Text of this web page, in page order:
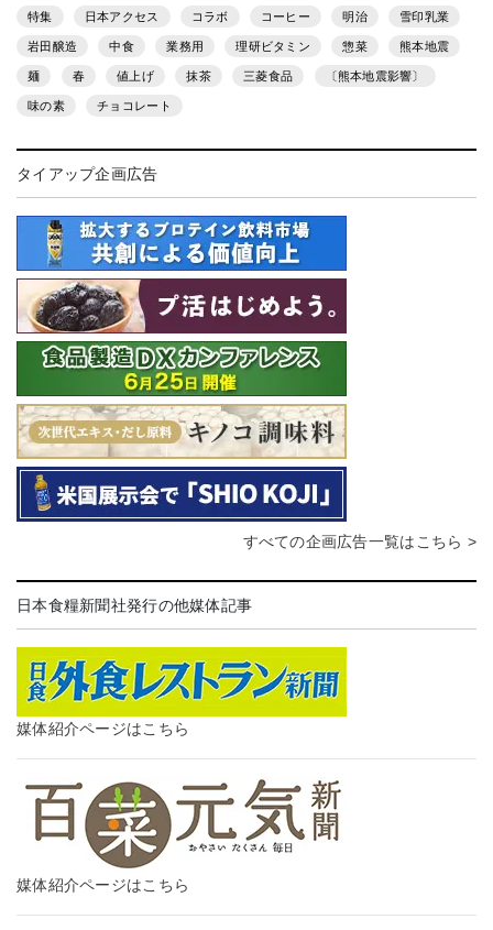
特集 日本アクセス コラボ コーヒー 明治 雪印乳業
岩田醸造 中食 業務用 理研ビタミン 惣菜 熊本地震
麺 春 値上げ 抹茶 三菱食品 〔熊本地震影響〕
味の素 チョコレート
タイアップ企画広告
すべての企画広告一覧はこちら >
日本食糧新聞社発行の他媒体記事
媒体紹介ページはこちら
媒体紹介ページはこちら